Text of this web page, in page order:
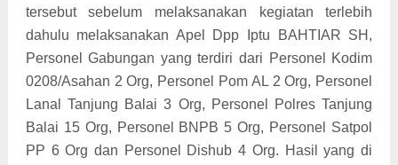
tersebut sebelum melaksanakan kegiatan terlebih
dahulu melaksanakan Apel Dpp Iptu BAHTIAR SH,
Personel Gabungan yang terdiri dari Personel Kodim
0208/Asahan 2 Org, Personel Pom AL 2 Org, Personel
Lanal Tanjung Balai 3 Org, Personel Polres Tanjung
Balai 15 Org, Personel BNPB 5 Org, Personel Satpol
PP 6 Org dan Personel Dishub 4 Org. Hasil yang di